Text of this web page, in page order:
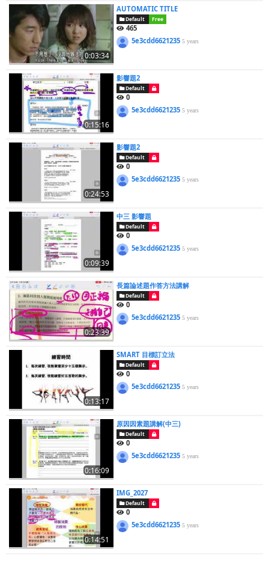
0:03:34
AUTOMATIC TITLE
Default Free
465
5e3cdd66212355 years
0:15:16
影響題2
Default
0
5e3cdd66212355 years
0:24:53
影響題2
Default
0
5e3cdd66212355 years
0:09:39
中三 影響題
Default
0
5e3cdd66212355 years
0:23:39
長篇論述題作答方法講解
Default
0
5e3cdd66212355 years
0:13:17
SMART 目標訂立法
Default
0
5e3cdd66212355 years
0:16:09
原因因素題講解(中三)
Default
0
5e3cdd66212355 years
0:14:51
IMG_2027
Default
0
5e3cdd66212355 years